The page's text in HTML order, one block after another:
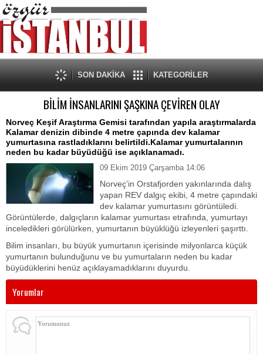
SON DAKİKA KATEGORİLER
BİLİM İNSANLARINI ŞAŞKINA ÇEVİREN OLAY
Norveç Keşif Araştırma Gemisi tarafından yapıla araştırmalarda
Kalamar denizin dibinde 4 metre çapında dev kalamar
yumurtasına rastladıklarını belirtildi.Kalamar yumurtalarının
neden bu kadar büyüdüğü ise açıklanamadı.
09 Ekim 2019 Çarşamba 14:06
Norveç’in Orstafjorden yakınlarında dalış
yapan REV dalgıç ekibi, 4 metre çapındaki
dev kalamar yumurtasını görüntüledi.
Görüntülerde, dalgıçların kalamar yumurtası etrafında, yumurtayı
inceledikleri görülürken, yumurtanın büyüklüğü izleyenleri şaşırttı.
Bilim insanları, bu büyük yumurtanın içerisinde milyonlarca küçük
yumurtanın bulunduğunu ve bu yumurtaların neden bu kadar
büyüdüklerini henüz açıklayamadıklarını duyurdu.
Yorumlar